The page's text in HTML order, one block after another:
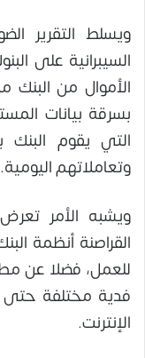
ويسلط التقرير
السيبرانية على
الأموال من البنك
بسرقة بيانات
التي يقوم البنك
وتعاملاتهم اليومية.
ويشبه الأمر
القراصنة أنظمة
للعمل، فضلا عن
فدية مختلفة حتى
الإنترنت.